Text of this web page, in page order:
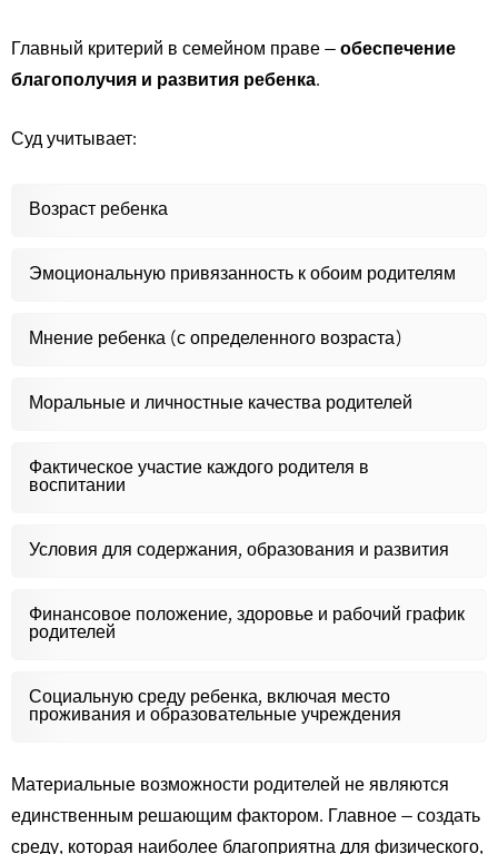
Главный критерий в семейном праве — обеспечение
благополучия и развития ребенка.
Суд учитывает:
Возраст ребенка
Эмоциональную привязанность к обоим родителям
Мнение ребенка (с определенного возраста)
Моральные и личностные качества родителей
Фактическое участие каждого родителя в
воспитании
Условия для содержания, образования и развития
Финансовое положение, здоровье и рабочий график
родителей
Социальную среду ребенка, включая место
проживания и образовательные учреждения
Материальные возможности родителей не являются
единственным решающим фактором. Главное — создать
среду, которая наиболее благоприятна для физического,